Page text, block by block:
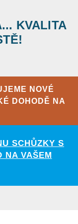
KVALITA
NOVÉ
DOHODĚ NA
SCHŮZKY S
NA VAŠEM